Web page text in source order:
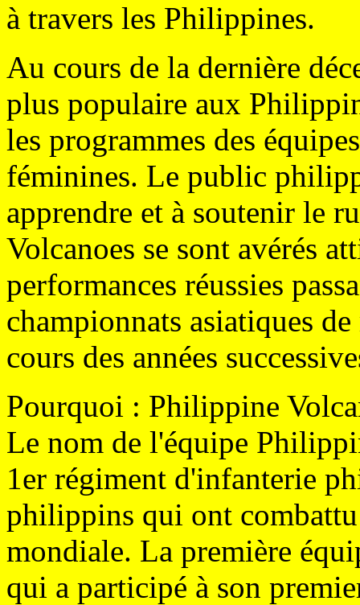
à travers les Philippines.
Au cours de la dernière
plus populaire aux
les programmes des
féminines. Le public
apprendre et à soutenir le
Volcanoes se sont avérés
performances réussies
championnats asiatiques
cours des années
Pourquoi : Philippine
Le nom de l'équipe
1er régiment d'infanterie
philippins qui ont
mondiale. La première
qui a participé à son